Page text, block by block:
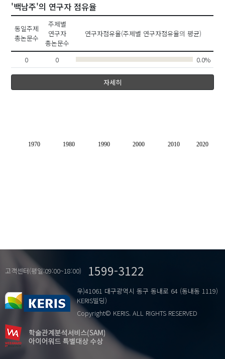
'백남주'의 연구자 점유율
동일주제
총논문수
주제별
연구자
총논문수
연구자점유율(주제별 연구자점유율의 평균)
0 0 0.0%
자세히
1970 1980 1990 2000 2010 2020
고객센터(평일:09:00~18:00) 1599-3122
우)41061 대구광역시 동구 동내로 64 (동내동 1119)
KERIS빌딩)
Copyright© KERIS. ALL RIGHTS RESERVED